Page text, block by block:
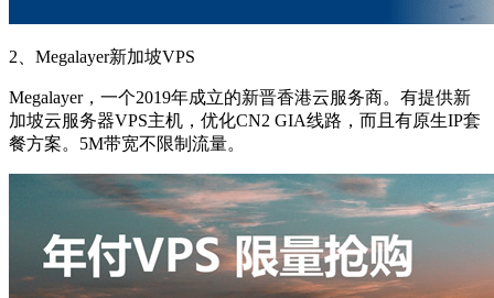
2、Megalayer新加坡VPS
Megalayer，一个2019年成立的新晋香港云服务商。有提供新
加坡云服务器VPS主机，优化CN2 GIA线路，而且有原生IP套
餐方案。5M带宽不限制流量。